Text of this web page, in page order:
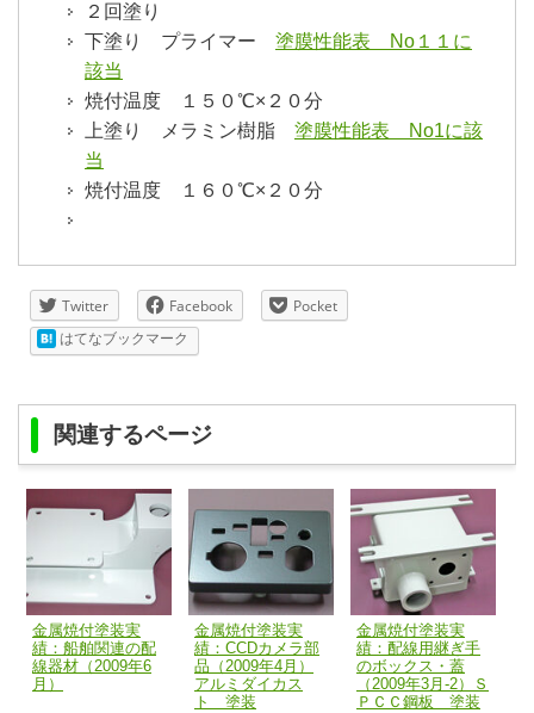
２回塗り
下塗り プライマー 塗膜性能表 No１１に
該当
焼付温度 １５０℃×２０分
上塗り メラミン樹脂 塗膜性能表 No1に該
当
焼付温度 １６０℃×２０分
Twitter Facebook
Pocket
はてなブックマーク
関連するページ
金属焼付塗装実
績：船舶関連の配
線器材（2009年6
月）
金属焼付塗装実
績：CCDカメラ部
品（2009年4月）
アルミダイカス
ト 塗装
金属焼付塗装実
績：配線用継ぎ手
のボックス・蓋
（2009年3月-2）Ｓ
ＰＣＣ鋼板 塗装